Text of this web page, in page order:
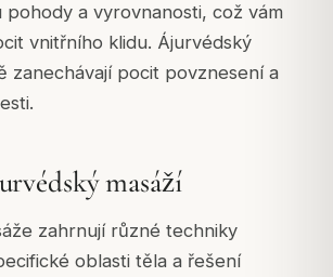
a vyrovnanosti, což vám
vnitřního klidu. Ájurvédský
zanechávají pocit povznesení a
masáží
zahrnují různé techniky
oblasti těla a řešení